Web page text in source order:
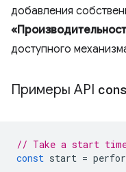
добавления
доступного
Примеры API
// Take a start
const start =